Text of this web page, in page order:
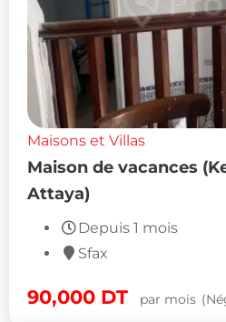
Maisons et Villas
Maison de vacances
Attaya)
Depuis 1 mois
Sfax
90,000 DT par mois